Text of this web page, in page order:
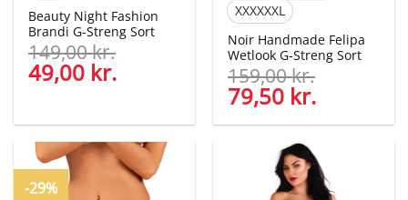
Beauty Night Fashion
Brandi G-Streng Sort
149,00kr.
Den
oprindelige
var:
149,00 kr..
49,00 kr.
aktuelle
er:
49,00 kr..
XXXXXXL
Noir Handmade Felipa
Wetlook G-Streng Sort
159,00kr.
Den
oprindelige
pris
159,00 kr..
79,50 kr.
aktuelle
pris
er:
79,50 kr..
-29%